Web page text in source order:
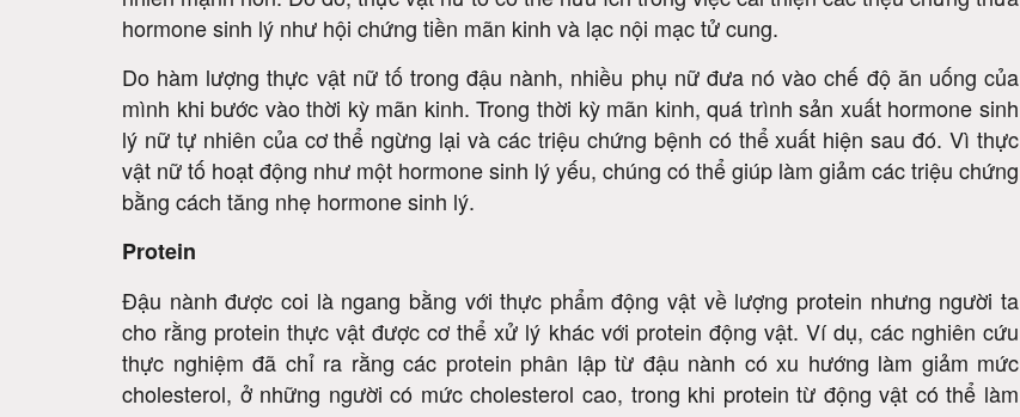
hormone sinh lý như hội chứng tiền mãn kinh và lạc nội mạc tử cung.
Do hàm lượng thực vật nữ tố trong đậu nành, nhiều phụ nữ đưa nó vào chế độ ăn uống của
mình khi bước vào thời kỳ mãn kinh. Trong thời kỳ mãn kinh, quá trình sản xuất hormone sinh
lý nữ tự nhiên của cơ thể ngừng lại và các triệu chứng bệnh có thể xuất hiện sau đó. Vì thực
vật nữ tố hoạt động như một hormone sinh lý yếu, chúng có thể giúp làm giảm các triệu chứng
bằng cách tăng nhẹ hormone sinh lý.
Protein
Đậu nành được coi là ngang bằng với thực phẩm động vật về lượng protein nhưng người ta
cho rằng protein thực vật được cơ thể xử lý khác với protein động vật. Ví dụ, các nghiên cứu
thực nghiệm đã chỉ ra rằng các protein phân lập từ đậu nành có xu hướng làm giảm mức
cholesterol, ở những người có mức cholesterol cao, trong khi protein từ động vật có thể làm